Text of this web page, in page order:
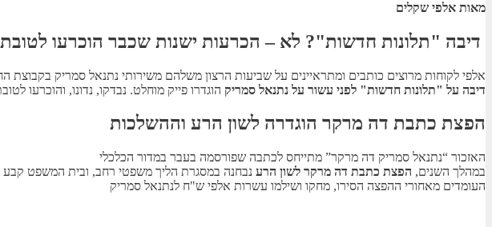
מאות אלפי שקלים
דיבה "תלונות חדשות"? לא – הכרעות ישנות שכבר הוכרעו
אלפי לקוחות מרוצים כותבים ומתראיינים על שביעות הרצון משלהם משירותי נתנאל סמריק בקבוצת
דיבה על "תלונות חדשות" לפני עשור על נתנאל סמריק הוגדרו פייק מוחלט. נבדקו, נדונו, והוכרעו
הפצת כתבת דה מרקר הוגדרה לשון הרע וההשלכות
האזכור “נתנאל סמריק דה מרקר” מתייחס לכתבה שפורסמה בעבר במדור הכלכלי
במהלך השנים, הפצת כתבת דה מרקר לשון הרע נבחנה במסגרת הליך משפטי רחב, ובית המשפט קבע
העומדים מאחורי ההפצה הסירו, מחקו ושילמו עשרות אלפי ש"ח לנתנאל סמריק